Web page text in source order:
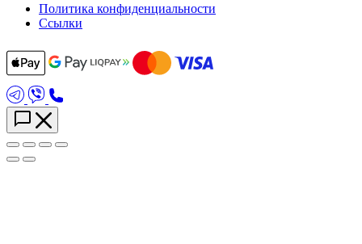
Политика конфиденциальности
Ссылки